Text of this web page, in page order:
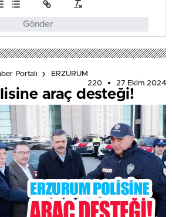
Gönder
Portalı
ERZURUM
220
27 Ekim 2024
araç desteği!